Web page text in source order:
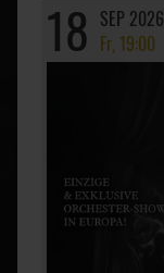
18 SEP 2026
Fr, 19:00